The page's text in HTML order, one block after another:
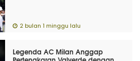
2 bulan 1 minggu lalu
Legenda AC Milan Anggap